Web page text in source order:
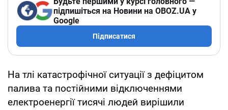
підпишіться на Новини на OBOZ.UA у
Google
Підписатися
На тлі катастрофічної ситуації з дефіцитом
палива та постійними відключеннями
електроенергії тисячі людей вирішили